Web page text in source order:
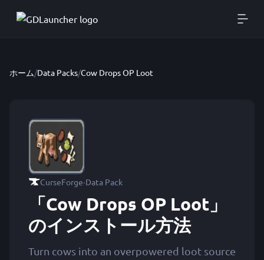
ホーム/Data Packs/Cow Drops OP Loot
CurseForge·Data Pack
「Cow Drops OP Loot」
のインストール方法
Turn cows into an overpowered loot source